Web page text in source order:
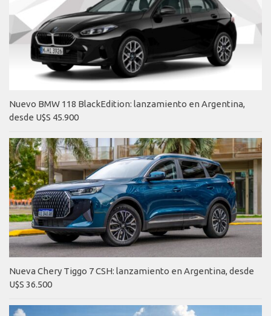
Nuevo BMW 118 BlackEdition: lanzamiento en Argentina,
desde U$S 45.900
Nueva Chery Tiggo 7 CSH: lanzamiento en Argentina, desde
U$S 36.500